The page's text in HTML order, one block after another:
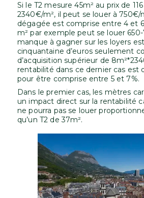
Si le T2 mesure 45m² au prix de
2340€/m², il peut se louer à 750€/
dégagée est comprise entre 4 et
m² par exemple peut se louer
manque à gagner sur les loyers est
cinquantaine d’euros seulement
d’acquisition supérieur de
rentabilité dans ce dernier cas est
pour être comprise entre 5 et 7%.
Dans le premier cas, les mètres
un impact direct sur la rentabilité
ne pourra pas se louer
qu’un T2 de 37m².